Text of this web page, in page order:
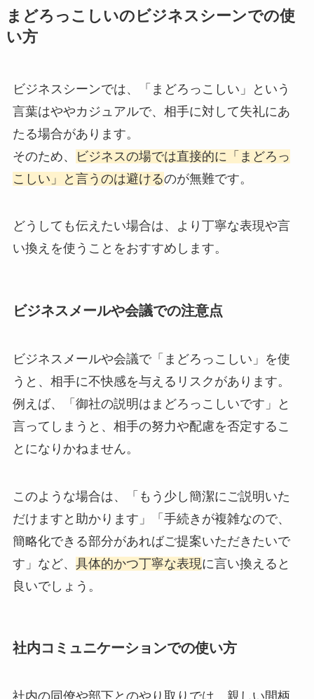
まどろっこしいのビジネスシーンでの使
い方
ビジネスシーンでは、「まどろっこしい」という
言葉はややカジュアルで、相手に対して失礼にあ
たる場合があります。
そのため、
ビジネスの場では直接的に「まどろっ
こしい」と言うのは避けるのが無難です。
どうしても伝えたい場合は、より丁寧な表現や言
い換えを使うことをおすすめします。
ビジネスメールや会議での注意点
ビジネスメールや会議で「まどろっこしい」を使
うと、相手に不快感を与えるリスクがあります。
例えば、「御社の説明はまどろっこしいです」と
言ってしまうと、相手の努力や配慮を否定するこ
とになりかねません。
このような場合は、「もう少し簡潔にご説明いた
だけますと助かります」「手続きが複雑なので、
簡略化できる部分があればご提案いただきたいで
す」など、 具体的かつ丁寧な表現に言い換えると
良いでしょう。
社内コミュニケーションでの使い方